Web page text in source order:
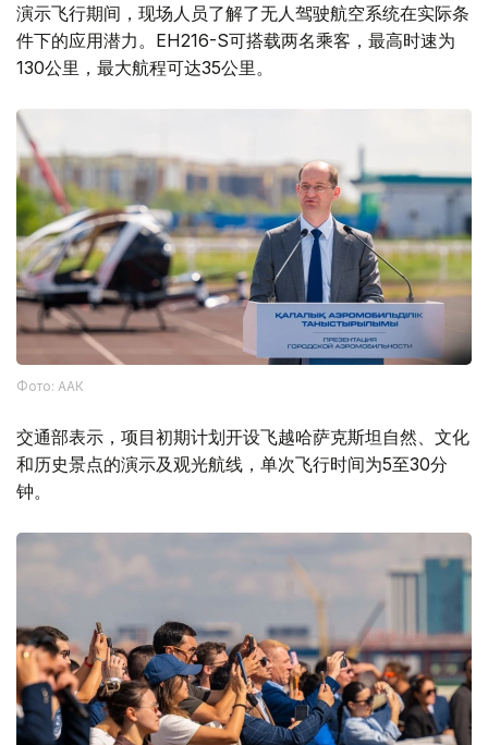
演示飞行期间，现场人员了解了无人驾驶航空系统在实际条
件下的应用潜力。EH216-S可搭载两名乘客，最高时速为
130公里，最大航程可达35公里。
Фото: ААК
交通部表示，项目初期计划开设飞越哈萨克斯坦自然、文化
和历史景点的演示及观光航线，单次飞行时间为5至30分
钟。